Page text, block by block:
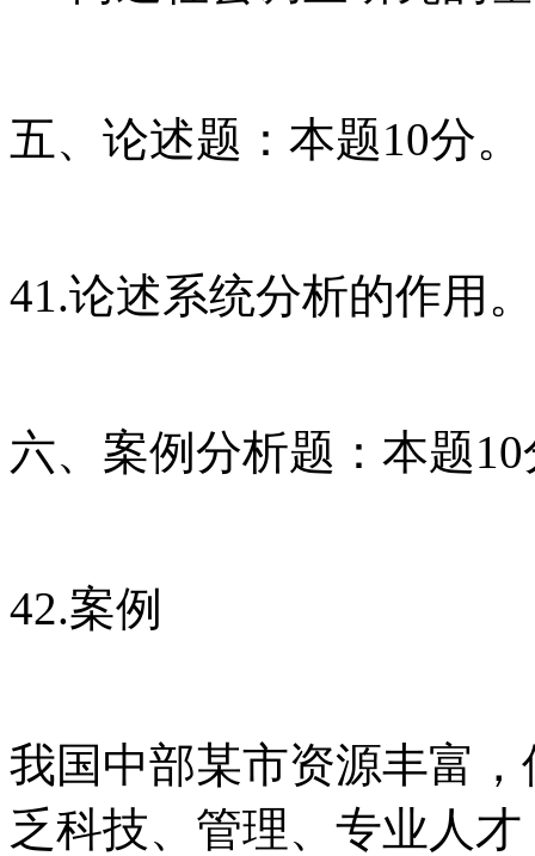
五、论述题：本题10分。
41.论述系统分析的作用。
六、案例分析题：本题
42.案例
我国中部某市资源丰富
乏科技、管理、专业人